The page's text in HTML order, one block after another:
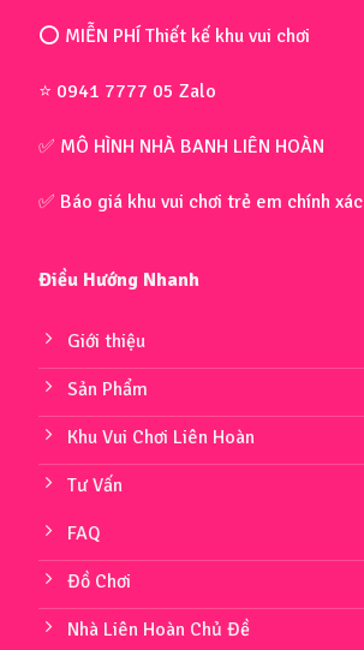
⭕ MIỄN PHÍ Thiết kế khu vui chơi
⭐ 0941 7777 05 Zalo
✅ MÔ HÌNH NHÀ BANH LIÊN HOÀN
✅ Báo giá khu vui chơi trẻ em chính xác
Điều Hướng Nhanh
Giới thiệu
Sản Phẩm
Khu Vui Chơi Liên Hoàn
Tư Vấn
FAQ
Đồ Chơi
Nhà Liên Hoàn Chủ Đề